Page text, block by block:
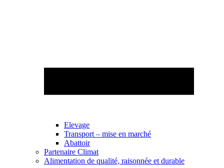
Elevage
Transport – mise en marché
Abattoir
Partenaire Climat
Alimentation de qualité, raisonnée et durable